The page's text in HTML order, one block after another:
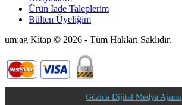
Ürün İade Taleplerim
Bülten Üyeliğim
um:ag Kitap © 2026 - Tüm Hakları Saklıdır.
Güzida Dijital Medya Ajansı